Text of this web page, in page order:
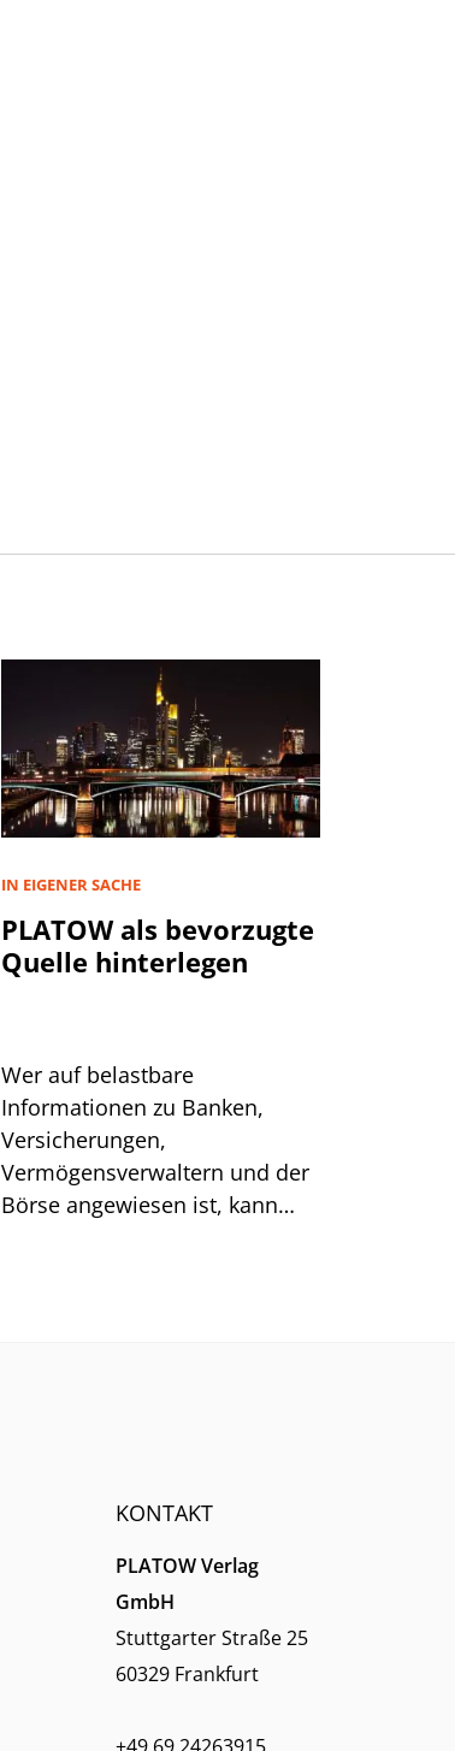
IN EIGENER SACHE
PLATOW als bevorzugte
Quelle hinterlegen
Wer auf belastbare
Informationen zu Banken,
Versicherungen,
Vermögensverwaltern und der
Börse angewiesen ist, kann
KONTAKT
PLATOW Verlag
GmbH
Stuttgarter Straße 25
60329 Frankfurt
+49 69 24263915